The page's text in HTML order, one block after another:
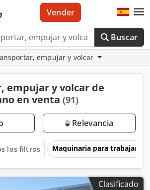
Buscar
Vender
empujar y volcar
empujar y volcar de
en venta (91)
Relevancia
los filtros Maquinaria para trabajar la
Clasificado